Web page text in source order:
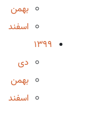
بهمن
اسفند
1399
دی
بهمن
اسفند